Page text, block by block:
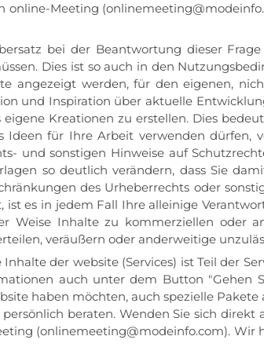
online-Meeting
bei der Beantwortung dieser Frage
Dies ist so auch in den
angezeigt werden, für den eigenen,
und Inspiration über aktuelle
Kreationen zu erstellen. Dies
für Ihre Arbeit verwenden dürfen,
und sonstigen Hinweise auf
so deutlich verändern, dass Sie
des Urheberrechts oder
es in jedem Fall Ihre alleinige
Weise Inhalte zu kommerziellen oder
veräußern oder anderweitige
der website (Services) ist Teil der
auch unter dem Button "Gehen
haben möchten, auch spezielle Pakete
beraten. Wenden Sie sich direkt
(onlinemeeting@modeinfo.com). Wir